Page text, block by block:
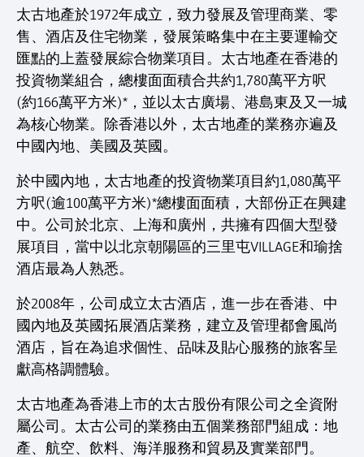
太古地產於1972年成立，致力發展及管理商業、零
售、酒店及住宅物業，發展策略集中在主要運輸交
匯點的上蓋發展綜合物業項目。太古地產在香港的
投資物業組合，總樓面面積合共約1,780萬平方呎
(約166萬平方米)*，並以太古廣場、港島東及又一城
為核心物業。除香港以外，太古地產的業務亦遍及
中國內地、美國及英國。
於中國內地，太古地產的投資物業項目約1,080萬平
方呎(逾100萬平方米)*總樓面面積，大部份正在興建
中。公司於北京、上海和廣州，共擁有四個大型發
展項目，當中以北京朝陽區的三里屯VILLAGE和瑜捨
酒店最為人熟悉。
於2008年，公司成立太古酒店，進一步在香港、中
國內地及英國拓展酒店業務，建立及管理都會風尚
酒店，旨在為追求個性、品味及貼心服務的旅客呈
獻高格調體驗。
太古地產為香港上市的太古股份有限公司之全資附
屬公司。太古公司的業務由五個業務部門組成：地
產、航空、飲料、海洋服務和貿易及實業部門。